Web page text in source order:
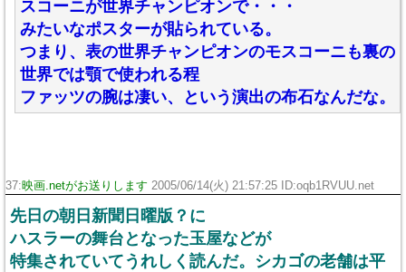
スコーニが世界チャンピオンで・・・
みたいなポスターが貼られている。
つまり、表の世界チャンピオンのモスコーニも裏の
世界では顎で使われる程
ファッツの腕は凄い、という演出の布石なんだな。
37:映画.netがお送りします 2005/06/14(火) 21:57:25 ID:oqb1RVUU.net
先日の朝日新聞日曜版？に
ハスラーの舞台となった玉屋などが
特集されていてうれしく読んだ。シカゴの老舗は平